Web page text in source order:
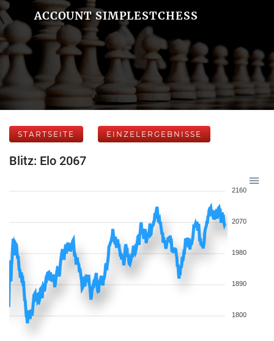
ACCOUNT SIMPLESTCHESS
STARTSEITE EINZELERGEBNISSE
Blitz: Elo 2067
2160
2070
1980
1890
1800